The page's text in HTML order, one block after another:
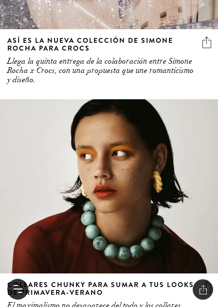
ASÍ ES LA NUEVA COLECCIÓN DE SIMONE
ROCHA PARA CROCS
Llega la quinta entrega de la colaboración entre Simone
Rocha x Crocs, con una propuesta que une romanticismo
y diseño.
COLLARES CHUNKY PARA SUMAR A TUS LOOKS
DE PRIMAVERA-VERANO